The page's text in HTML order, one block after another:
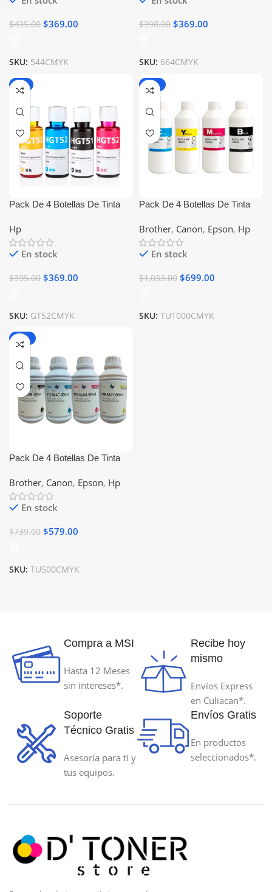
$435.00 $369.00
SKU: 544CMYK
$398.00 $369.00
SKU: 664CMYK
-7%
Pack De 4 Botellas De Tinta
Hp
En stock
$395.00 $369.00
SKU: GT52CMYK
-32%
Pack De 4 Botellas De Tinta
Con Epson Canon Brother Hp
Brother, Canon, Epson, Hp
En stock
$1,033.00 $699.00
SKU: TU1000CMYK
-22%
Pack De 4 Botellas De Tinta
Con Epson Canon Brother Hp
Brother, Canon, Epson, Hp
En stock
$739.00 $579.00
SKU: TU500CMYK
Compra a MSI
Hasta 12 Meses
sin intereses*.
Recibe hoy
mismo
Envíos Express
en Culiacan*.
Soporte
Técnico Gratis
Asesoría para ti y
tus equipos.
Envíos Gratis
En productos
seleccionados*.